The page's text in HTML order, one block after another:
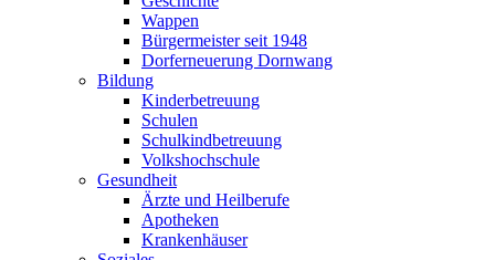
Wappen
Bürgermeister seit 1948
Dorferneuerung Dornwang
Bildung
Kinderbetreuung
Schulen
Schulkindbetreuung
Volkshochschule
Gesundheit
Ärzte und Heilberufe
Apotheken
Krankenhäuser